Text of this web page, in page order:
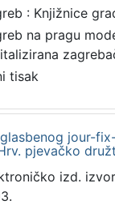
: Knjižnice
na pragu
tisak
jour-
pjevačko
izd.